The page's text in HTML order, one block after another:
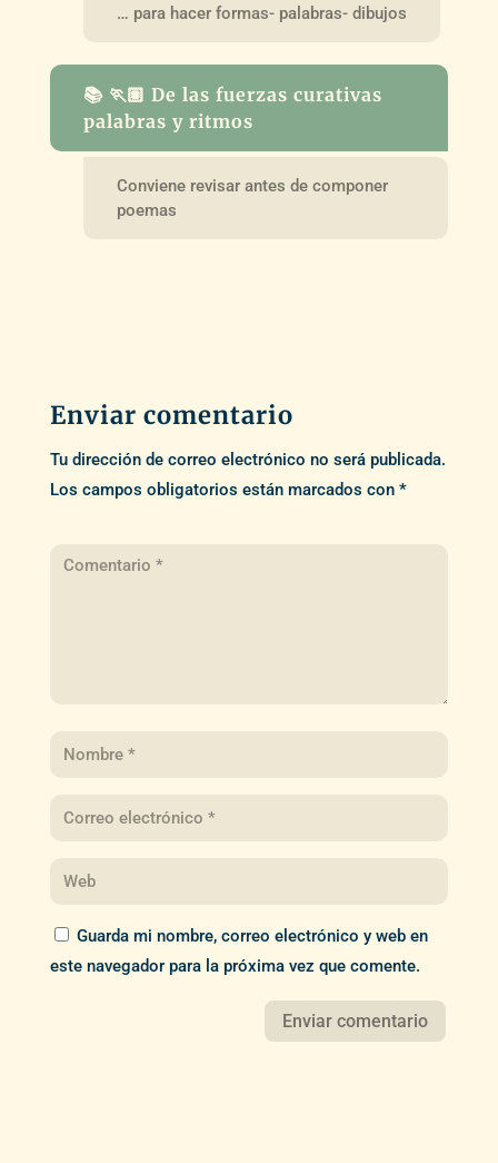
… para hacer formas- palabras- dibujos
📚 🏃🏽 De las fuerzas curativas
palabras y ritmos
Conviene revisar antes de componer
poemas
Enviar comentario
Tu dirección de correo electrónico no será publicada.
Los campos obligatorios están marcados con *
Guarda mi nombre, correo electrónico y web en
este navegador para la próxima vez que comente.